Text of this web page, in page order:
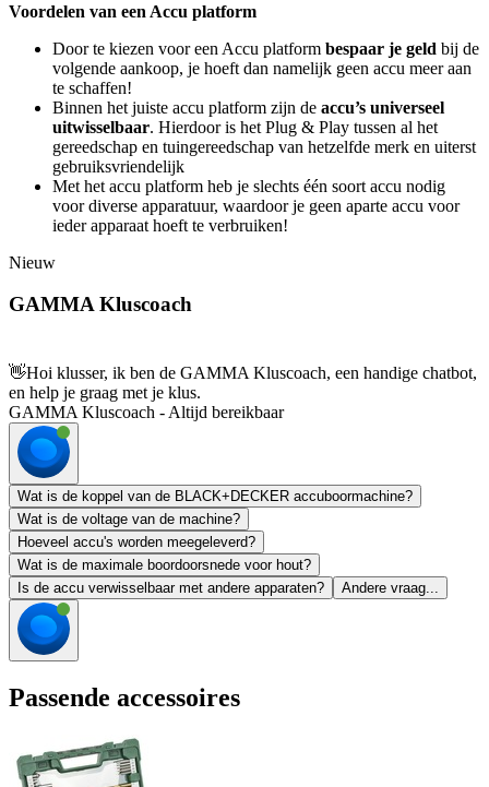
Voordelen van een Accu platform
Door te kiezen voor een Accu platform bespaar je geld bij de
volgende aankoop, je hoeft dan namelijk geen accu meer aan
te schaffen!
Binnen het juiste accu platform zijn de accu’s universeel
uitwisselbaar. Hierdoor is het Plug & Play tussen al het
gereedschap en tuingereedschap van hetzelfde merk en uiterst
gebruiksvriendelijk
Met het accu platform heb je slechts één soort accu nodig
voor diverse apparatuur, waardoor je geen aparte accu voor
ieder apparaat hoeft te verbruiken!
Nieuw
GAMMA Kluscoach
👋Hoi klusser, ik ben de GAMMA Kluscoach, een handige chatbot,
en help je graag met je klus.
GAMMA Kluscoach - Altijd bereikbaar
Wat is de koppel van de BLACK+DECKER accuboormachine?
Wat is de voltage van de machine?
Hoeveel accu's worden meegeleverd?
Wat is de maximale boordoorsnede voor hout?
Is de accu verwisselbaar met andere apparaten?
Andere vraag...
Passende accessoires